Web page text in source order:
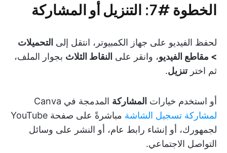
الخطوة #7: التنزيل أو المشاركة
لحفظ الفيديو على جهاز الكمبيوتر، انتقل إلى التحميلات
> مقاطع الفيديو، وانقر على النقاط الثلاث بجوار الملف،
ثم اخترتنزيل.
أو استخدم خيارات المشاركة المدمجة في Canva
لمشاركة تسجيل الشاشة
مباشرةً على صفحة YouTube
لجمهورك، أو إنشاء رابط عام، أو النشر على وسائل
التواصل الاجتماعي.